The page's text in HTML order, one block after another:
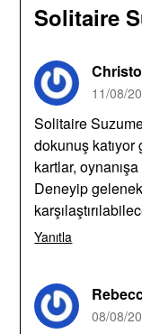
Solitaire
11/08/
Solitaire
dokunuş katıyor
kartlar,
Deneyip
Yanıtla
08/08/